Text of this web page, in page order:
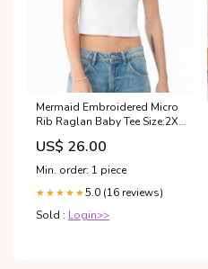
Mermaid Embroidered Micro
Rib Raglan Baby Tee Size:2XL
(UK 22)
US$ 26.00
Min. order: 1 piece
★★★★★5.0 (16 reviews)
Sold : Login>>